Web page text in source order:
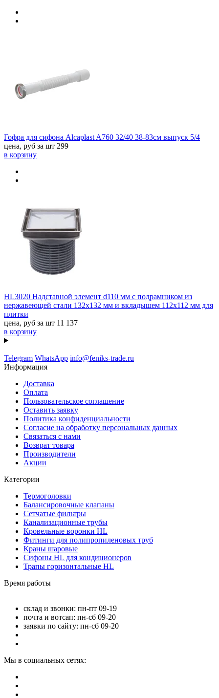
Гофра для сифона Alcaplast A760 32/40 38-83см выпуск 5/4
цена, руб за шт 299
в корзину
HL3020 Надставной элемент d110 мм с подрамником из
нержавеющей стали 132х132 мм и вкладышем 112х112 мм для
плитки
цена, руб за шт 11 137
в корзину
Telegram WhatsApp info@feniks-trade.ru
Информация
Доставка
Оплата
Пользовательское соглашение
Оставить заявку
Политика конфиденциальности
Согласие на обработку персональных данных
Связаться с нами
Возврат товара
Производители
Акции
Категории
Термоголовки
Балансировочные клапаны
Сетчатые фильтры
Канализационные трубы
Кровельные воронки HL
Фитинги для полипропиленовых труб
Краны шаровые
Сифоны HL для кондиционеров
Трапы горизонтальные HL
Время работы
склад и звонки: пн-пт 09-19
почта и вотсап: пн-сб 09-20
заявки по сайту: пн-сб 09-20
Мы в социальных сетях: